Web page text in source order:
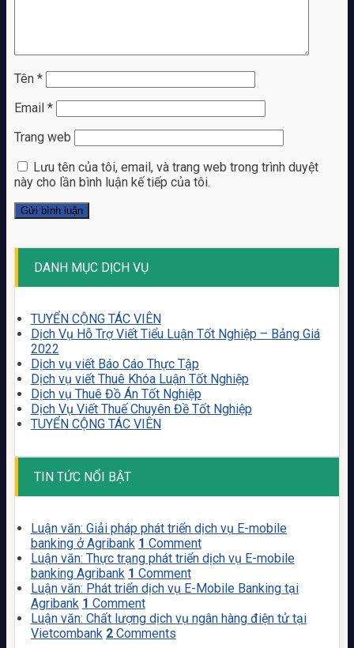
Tên *
Email *
Trang web
Lưu tên của tôi, email, và trang web trong trình duyệt
này cho lần bình luận kế tiếp của tôi.
DANH MỤC DỊCH VỤ
TUYỂN CỘNG TÁC VIÊN
Dịch Vụ Hỗ Trợ Viết Tiểu Luận Tốt Nghiệp – Bảng Giá
2022
Dịch vụ viết Báo Cáo Thực Tập
Dịch vụ viết Thuê Khóa Luận Tốt Nghiệp
Dịch vụ Thuê Đồ Án Tốt Nghiệp
Dịch Vụ Viết Thuế Chuyên Đề Tốt Nghiệp
TUYỂN CỘNG TÁC VIÊN
TIN TỨC NỔI BẬT
Luận văn: Giải pháp phát triển dịch vụ E-mobile
banking ở Agribank 1 Comment
Luận văn: Thực trạng phát triển dịch vụ E-mobile
banking Agribank 1 Comment
Luận văn: Phát triển dịch vụ E-Mobile Banking tại
Agribank 1 Comment
Luận văn: Chất lượng dịch vụ ngân hàng điện tử tại
Vietcombank 2Comments